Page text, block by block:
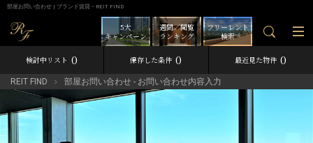
部屋お問い合わせ | ブランド賃貸－REIT FIND
フリーレント
検索
週間／閲覧
ランキング
5大
キャンペーン
検討中リスト 0 保存した条件 0 最近見た物件 0
REIT FIND 部屋お問い合わせ - お問い合わせ内容入力